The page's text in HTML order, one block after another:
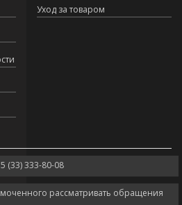
Уход за товаром
(33) 333-80-08
рассматривать обращения